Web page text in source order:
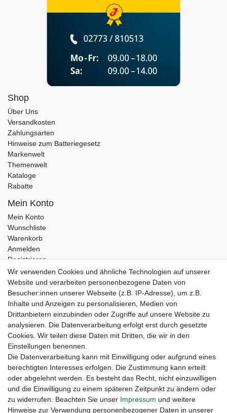
Shop
Über Uns
Versandkosten
Zahlungsarten
Hinweise zum Batteriegesetz
Markenwelt
Themenwelt
Kataloge
Rabatte
Mein Konto
Mein Konto
Wunschliste
Warenkorb
Anmelden
Registrieren
Kontakt
Newsletter Anmeldung
Newsletter Abmeldung
Wir verwenden Cookies und ähnliche Technologien auf unserer
Website und verarbeiten personenbezogene Daten von
Besucher:innen unserer Webseite (z.B. IP-Adresse), um z.B.
Inhalte und Anzeigen zu personalisieren, Medien von
Drittanbietern einzubinden oder Zugriffe auf unsere Website zu
analysieren. Die Datenverarbeitung erfolgt erst durch gesetzte
Cookies. Wir teilen diese Daten mit Dritten, die wir in den
Einstellungen benennen.
Die Datenverarbeitung kann mit Einwilligung oder aufgrund eines
berechtigten Interesses erfolgen. Die Zustimmung kann erteilt
oder abgelehnt werden. Es besteht das Recht, nicht einzuwilligen
und die Einwilligung zu einem späteren Zeitpunkt zu ändern oder
zu widerrufen. Beachten Sie unser Impressum und weitere
Hinweise zur Verwendung personenbezogener Daten in unserer